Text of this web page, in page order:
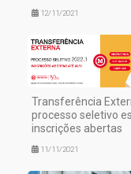
12/11/2021
Transferência
processo seletivo
inscrições abertas
11/11/2021